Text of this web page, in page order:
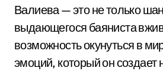
Валиева — это не только
выдающегося баяниста
возможность окунуться в
эмоций, который он создает